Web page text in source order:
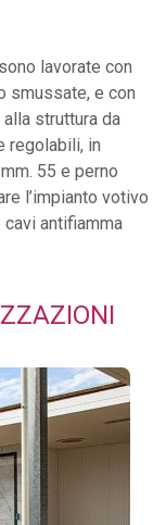
lavorate con
smussate, e con
struttura da
regolabili, in
55 e perno
l’impianto votivo
antifiamma